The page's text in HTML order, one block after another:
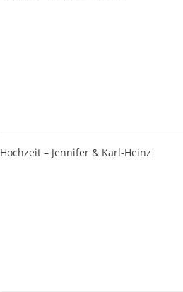
Hochzeit – Jennifer & Karl-Heinz